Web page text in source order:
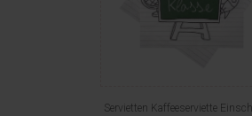
Servietten Kaffeeserviette